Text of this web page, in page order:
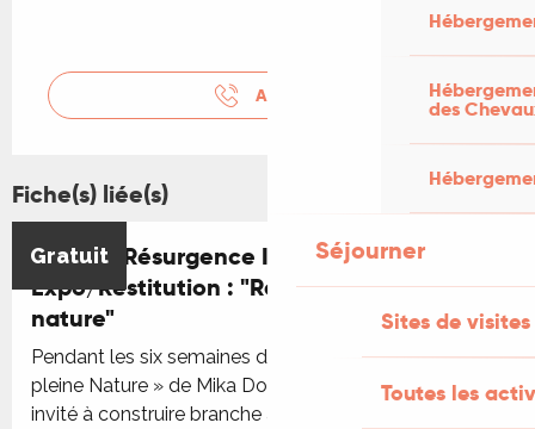
des
Séjourner
Sites de visites
Toutes les
APPELER
Fiche(s) liée(s)
Gratuit
Festival Résurgence IX : Finissage
Expo/Restitution : "Refuge en pleine
nature"
Pendant les six semaines de l’exposition « Refuge En
pleine Nature » de Mika Dominguez, le public a été
invité à construire branche après branche une œuvre